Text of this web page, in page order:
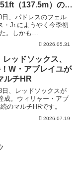
（137.5m）の特
日、パドレスのフェル
・Jr.にようやく今季初
。しかも
特大の一発でした。そ
2026.05.31
レッドソックス、
W・アブレイユが
ルチHR
日、レッドソックスが
成。ウィリャー・アブ
のマルチHRです。
2026.07.19